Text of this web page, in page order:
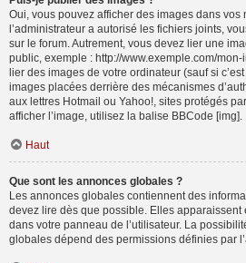
Oui, vous pouvez afficher des images dans vos
l’administrateur a autorisé les fichiers joints,
sur le forum. Autrement, vous devez lier une
public, exemple : http://www.exemple.com/
lier des images de votre ordinateur (sauf si
images placées derrière des mécanismes
aux lettres Hotmail ou Yahoo!, sites protégés
afficher l’image, utilisez la balise BBCode [img].
Haut
Que sont les annonces globales ?
Les annonces globales contiennent des
devez lire dès que possible. Elles apparaissent
dans votre panneau de l’utilisateur. La
globales dépend des permissions définies par